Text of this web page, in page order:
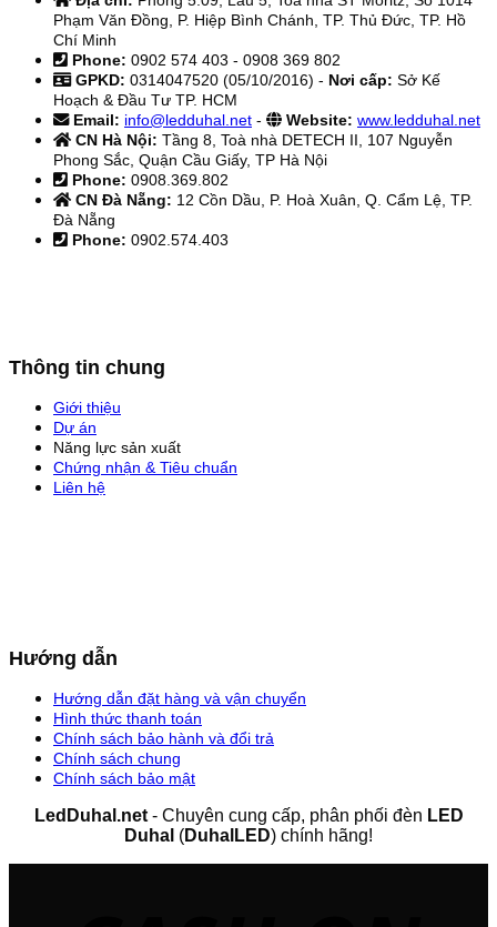
Phạm Văn Đồng, P. Hiệp Bình Chánh, TP. Thủ Đức, TP. Hồ
Chí Minh
Phone: 0902 574 403 - 0908 369 802
GPKD: 0314047520 (05/10/2016) - Nơi cấp: Sở Kế
Hoạch & Đầu Tư TP. HCM
Email: info@ledduhal.net - Website: www.ledduhal.net
CN Hà Nội: Tầng 8, Toà nhà DETECH II, 107 Nguyễn
Phong Sắc, Quận Cầu Giấy, TP Hà Nội
Phone: 0908.369.802
CN Đà Nẵng: 12 Cồn Dầu, P. Hoà Xuân, Q. Cẩm Lệ, TP.
Đà Nẵng
Phone: 0902.574.403
Thông tin chung
Giới thiệu
Dự án
Năng lực sản xuất
Chứng nhận & Tiêu chuẩn
Liên hệ
Hướng dẫn
Hướng dẫn đặt hàng và vận chuyển
Hình thức thanh toán
Chính sách bảo hành và đổi trả
Chính sách chung
Chính sách bảo mật
LedDuhal.net- Chuyên cung cấp, phân phối đèn LED
Duhal (DuhalLED) chính hãng!